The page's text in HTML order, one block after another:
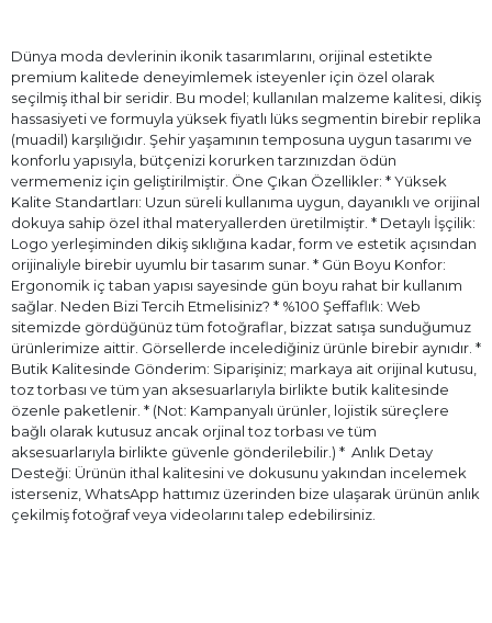
Dünya moda devlerinin ikonik tasarımlarını, orijinal estetikte
premium kalitede deneyimlemek isteyenler için özel olarak
seçilmiş ithal bir seridir. Bu model; kullanılan malzeme kalitesi, dikiş
hassasiyeti ve formuyla yüksek fiyatlı lüks segmentin birebir replika
(muadil) karşılığıdır. Şehir yaşamının temposuna uygun tasarımı ve
konforlu yapısıyla, bütçenizi korurken tarzınızdan ödün
vermemeniz için geliştirilmiştir. Öne Çıkan Özellikler: * Yüksek
Kalite Standartları: Uzun süreli kullanıma uygun, dayanıklı ve orijinal
dokuya sahip özel ithal materyallerden üretilmiştir. * Detaylı İşçilik:
Logo yerleşiminden dikiş sıklığına kadar, form ve estetik açısından
orijinaliyle birebir uyumlu bir tasarım sunar. * Gün Boyu Konfor:
Ergonomik iç taban yapısı sayesinde gün boyu rahat bir kullanım
sağlar. Neden Bizi Tercih Etmelisiniz? * %100 Şeffaflık: Web
sitemizde gördüğünüz tüm fotoğraflar, bizzat satışa sunduğumuz
ürünlerimize aittir. Görsellerde incelediğiniz ürünle birebir aynıdır. *
Butik Kalitesinde Gönderim: Siparişiniz; markaya ait orijinal kutusu,
toz torbası ve tüm yan aksesuarlarıyla birlikte butik kalitesinde
özenle paketlenir. * (Not: Kampanyalı ürünler, lojistik süreçlere
bağlı olarak kutusuz ancak orjinal toz torbası ve tüm
aksesuarlarıyla birlikte güvenle gönderilebilir.) * ⁠ Anlık Detay
Desteği: Ürünün ithal kalitesini ve dokusunu yakından incelemek
isterseniz, WhatsApp hattımız üzerinden bize ulaşarak ürünün anlık
çekilmiş fotoğraf veya videolarını talep edebilirsiniz.